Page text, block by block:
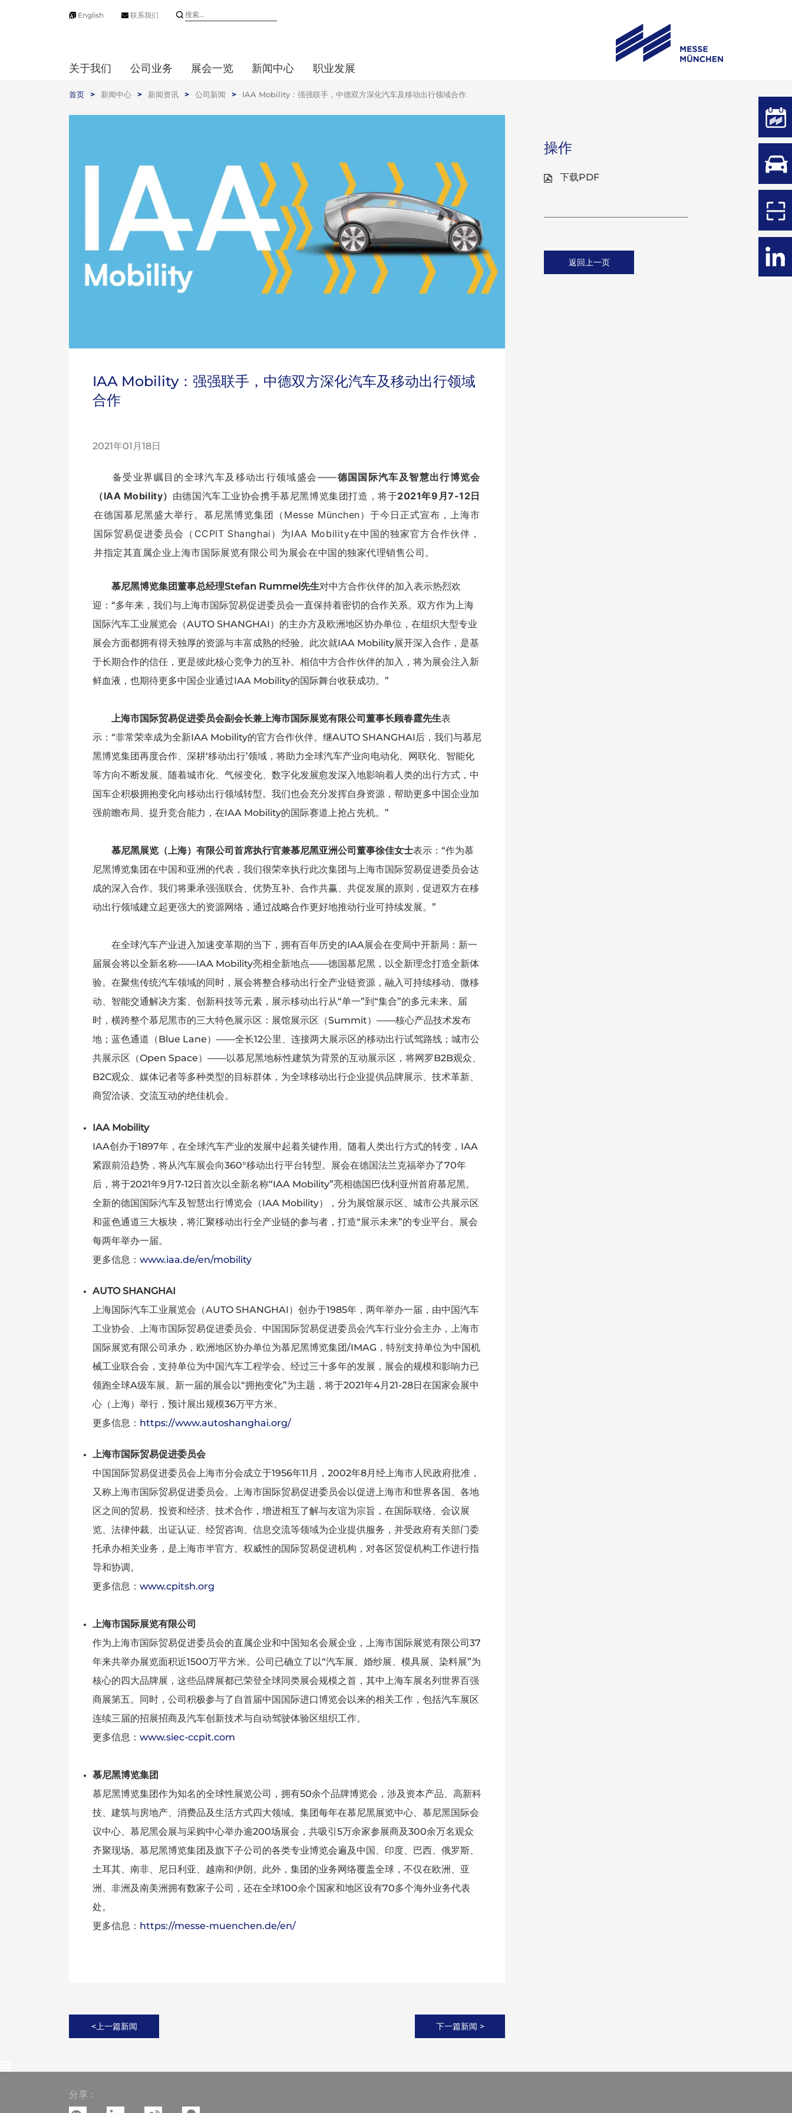
English 联系我们
关于我们 公司业务 展会一览 新闻中心 职业发展
首页 > 新闻中心 > 新闻资讯 > 公司新闻 > IAA Mobility：强强联手，中德双方深化汽车及移动出行领域合作
IAA Mobility：强强联手，中德双方深化汽车及移动出行领域
合作
2021年01月18日
备受业界瞩目的全球汽车及移动出行领域盛会——德国国际汽车及智慧出行博览会
（IAA Mobility） 由德国汽车工业协会携手慕尼黑博览集团打造，将于2021年9月7-12日
在德国慕尼黑盛大举行。慕尼黑博览集团（Messe München）于今日正式宣布，上海市
国际贸易促进委员会（CCPIT Shanghai）为IAA Mobility在中国的独家官方合作伙伴，
并指定其直属企业上海市国际展览有限公司为展会在中国的独家代理销售公司。
慕尼黑博览集团董事总经理Stefan Rummel先生对中方合作伙伴的加入表示热烈欢
迎：“多年来，我们与上海市国际贸易促进委员会一直保持着密切的合作关系。双方作为上海
国际汽车工业展览会（AUTO SHANGHAI）的主办方及欧洲地区协办单位，在组织大型专业
展会方面都拥有得天独厚的资源与丰富成熟的经验。此次就IAA Mobility展开深入合作，是基
于长期合作的信任，更是彼此核心竞争力的互补。相信中方合作伙伴的加入，将为展会注入新
鲜血液，也期待更多中国企业通过IAA Mobility的国际舞台收获成功。”
上海市国际贸易促进委员会副会长兼上海市国际展览有限公司董事长顾春霆先生表
示：“非常荣幸成为全新IAA Mobility的官方合作伙伴。继AUTO SHANGHAI后，我们与慕尼
黑博览集团再度合作、深耕‘移动出行’领域，将助力全球汽车产业向电动化、网联化、智能化
等方向不断发展。随着城市化、气候变化、数字化发展愈发深入地影响着人类的出行方式，中
国车企积极拥抱变化向移动出行领域转型。我们也会充分发挥自身资源，帮助更多中国企业加
强前瞻布局、提升竞合能力，在IAA Mobility的国际赛道上抢占先机。”
慕尼黑展览（上海）有限公司首席执行官兼慕尼黑亚洲公司董事徐佳女士表示：“作为慕
尼黑博览集团在中国和亚洲的代表，我们很荣幸执行此次集团与上海市国际贸易促进委员会达
成的深入合作。我们将秉承强强联合、优势互补、合作共赢、共促发展的原则，促进双方在移
动出行领域建立起更强大的资源网络，通过战略合作更好地推动行业可持续发展。”
在全球汽车产业进入加速变革期的当下，拥有百年历史的IAA展会在变局中开新局：新一
届展会将以全新名称——IAA Mobility亮相全新地点——德国慕尼黑，以全新理念打造全新体
验。在聚焦传统汽车领域的同时，展会将整合移动出行全产业链资源，融入可持续移动、微移
动、智能交通解决方案、创新科技等元素，展示移动出行从“单一”到“集合”的多元未来。届
时，横跨整个慕尼黑市的三大特色展示区：展馆展示区（Summit）——核心产品技术发布
地；蓝色通道（Blue Lane）——全长12公里、连接两大展示区的移动出行试驾路线；城市公
共展示区（Open Space）——以慕尼黑地标性建筑为背景的互动展示区，将网罗B2B观众、
B2C观众、媒体记者等多种类型的目标群体，为全球移动出行企业提供品牌展示、技术革新、
商贸洽谈、交流互动的绝佳机会。
IAA Mobility
IAA创办于1897年，在全球汽车产业的发展中起着关键作用。随着人类出行方式的转变，IAA
紧跟前沿趋势，将从汽车展会向360°移动出行平台转型。展会在德国法兰克福举办了70年
后，将于2021年9月7-12日首次以全新名称“IAA Mobility”亮相德国巴伐利亚州首府慕尼黑。
全新的德国国际汽车及智慧出行博览会（IAA Mobility），分为展馆展示区、城市公共展示区
和蓝色通道三大板块，将汇聚移动出行全产业链的参与者，打造“展示未来”的专业平台。展会
每两年举办一届。
更多信息： www.iaa.de/en/mobility
AUTO SHANGHAI
上海国际汽车工业展览会（AUTO SHANGHAI）创办于1985年，两年举办一届，由中国汽车
工业协会、上海市国际贸易促进委员会、中国国际贸易促进委员会汽车行业分会主办，上海市
国际展览有限公司承办，欧洲地区协办单位为慕尼黑博览集团/IMAG，特别支持单位为中国机
械工业联合会，支持单位为中国汽车工程学会。经过三十多年的发展，展会的规模和影响力已
领跑全球A级车展。新一届的展会以“拥抱变化”为主题，将于2021年4月21-28日在国家会展中
心（上海）举行，预计展出规模36万平方米。
更多信息： https://www.autoshanghai.org/
上海市国际贸易促进委员会
中国国际贸易促进委员会上海市分会成立于1956年11月，2002年8月经上海市人民政府批准，
又称上海市国际贸易促进委员会。上海市国际贸易促进委员会以促进上海市和世界各国、各地
区之间的贸易、投资和经济、技术合作，增进相互了解与友谊为宗旨，在国际联络、会议展
览、法律仲裁、出证认证、经贸咨询、信息交流等领域为企业提供服务，并受政府有关部门委
托承办相关业务，是上海市半官方、权威性的国际贸易促进机构，对各区贸促机构工作进行指
导和协调。
更多信息： www.cpitsh.org
上海市国际展览有限公司
作为上海市国际贸易促进委员会的直属企业和中国知名会展企业，上海市国际展览有限公司37
年来共举办展览面积近1500万平方米。公司已确立了以“汽车展、婚纱展、模具展、染料展”为
核心的四大品牌展，这些品牌展都已荣登全球同类展会规模之首，其中上海车展名列世界百强
商展第五。同时，公司积极参与了自首届中国国际进口博览会以来的相关工作，包括汽车展区
连续三届的招展招商及汽车创新技术与自动驾驶体验区组织工作。
更多信息： www.siec-ccpit.com
慕尼黑博览集团
慕尼黑博览集团作为知名的全球性展览公司，拥有50余个品牌博览会，涉及资本产品、高新科
技、建筑与房地产、消费品及生活方式四大领域。集团每年在慕尼黑展览中心、慕尼黑国际会
议中心、慕尼黑会展与采购中心举办逾200场展会，共吸引5万余家参展商及300余万名观众
齐聚现场。慕尼黑博览集团及旗下子公司的各类专业博览会遍及中国、印度、巴西、俄罗斯、
土耳其、南非、尼日利亚、越南和伊朗。此外，集团的业务网络覆盖全球，不仅在欧洲、亚
洲、非洲及南美洲拥有数家子公司，还在全球100余个国家和地区设有70多个海外业务代表
处。
更多信息： https://messe-muenchen.de/en/
<上一篇新闻 下一篇新闻 >
操作
下载PDF
返回上一页
分享：